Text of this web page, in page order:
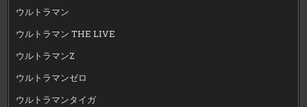
ウルトラマン
ウルトラマン THE LIVE
ウルトラマンZ
ウルトラマンゼロ
ウルトラマンタイガ